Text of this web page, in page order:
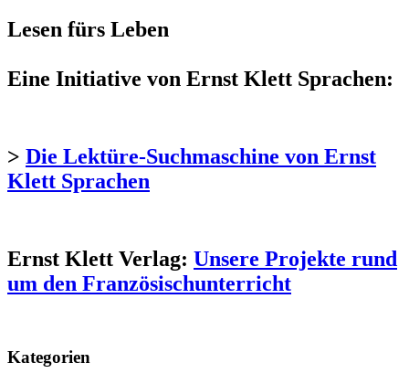
Lesen fürs Leben
Eine Initiative von Ernst Klett Sprachen:
> Die Lektüre-Suchmaschine von Ernst
Klett Sprachen
Ernst Klett Verlag: Unsere Projekte rund
um den Französischunterricht
Kategorien